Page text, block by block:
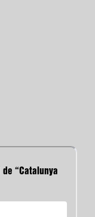
“Catalunya